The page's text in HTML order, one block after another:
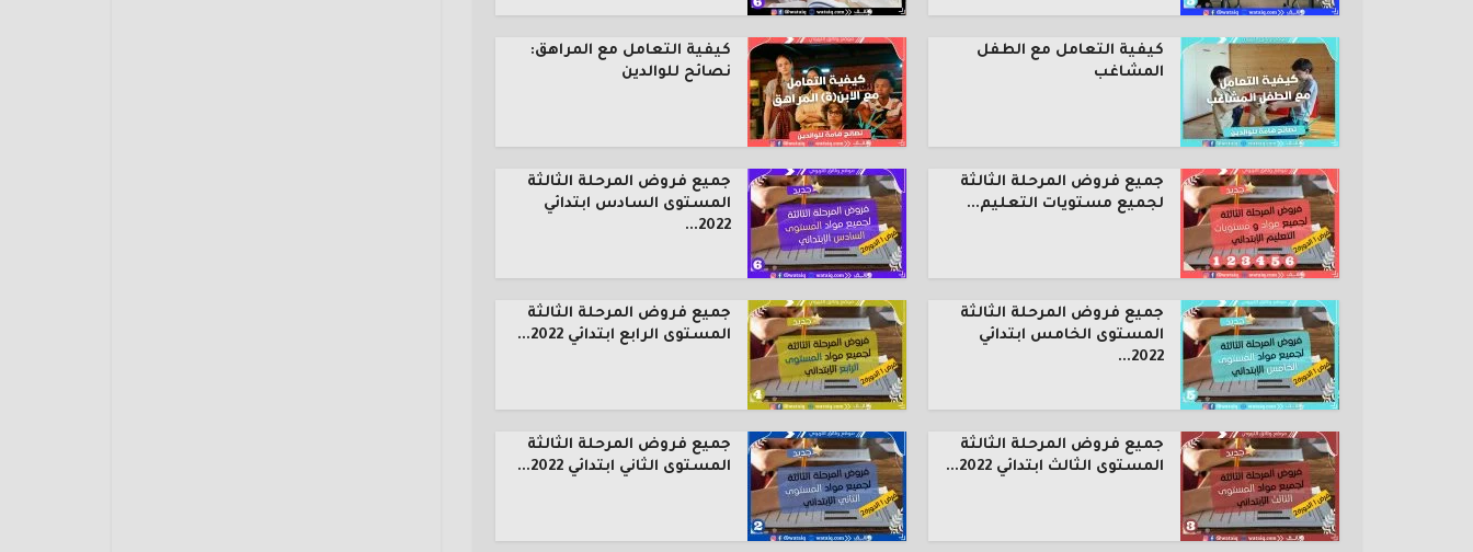
كيفية التعامل مع الطفل
المشاغب
كيفية التعامل مع المراهق:
نصائح للوالدين
جميع فروض المرحلة الثالثة
لجميع مستويات التعليم...
جميع فروض المرحلة الثالثة
المستوى السادس ابتدائي
2022...
جميع فروض المرحلة الثالثة
المستوى الخامس ابتدائي
2022...
جميع فروض المرحلة الثالثة
المستوى الرابع ابتدائي 2022...
جميع فروض المرحلة الثالثة
المستوى الثالث ابتدائي 2022...
جميع فروض المرحلة الثالثة
المستوى الثاني ابتدائي 2022...